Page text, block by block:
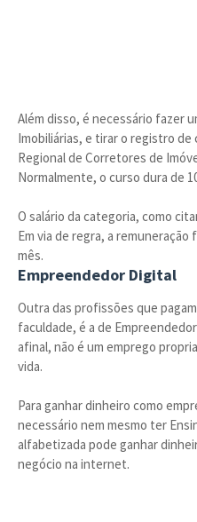
Além disso, é necessário fazer
Imobiliárias, e tirar o registro de
Regional de Corretores de
Normalmente, o curso dura de
O salário da categoria, como
Em via de regra, a remuneração
mês.
Empreendedor Digital
Outra das profissões que
faculdade, é a de
afinal, não é um emprego
vida.
Para ganhar dinheiro como
necessário nem mesmo ter
alfabetizada pode ganhar
negócio na internet.